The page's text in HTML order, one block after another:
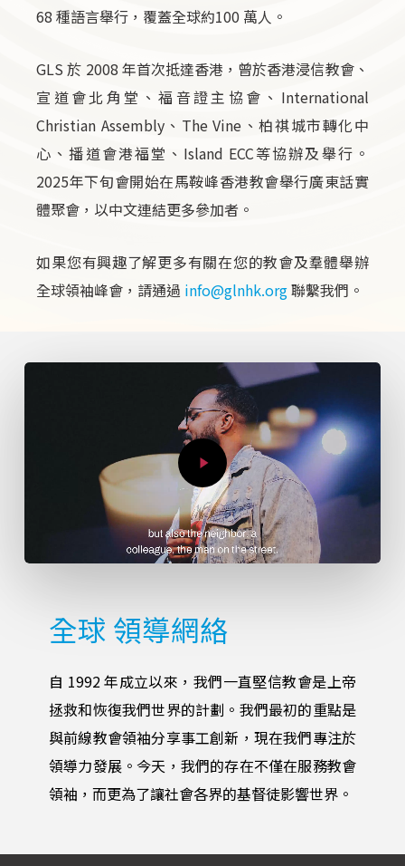
68 種語言舉行，覆蓋全球約100 萬人。
GLS 於 2008 年首次抵達香港，曾於香港浸信教會、
宣道會北角堂、福音證主協會、International
Christian Assembly、The Vine、柏祺城市轉化中
心、播道會港福堂、Island ECC等協辦及舉行。
2025年下旬會開始在馬鞍峰香港教會舉行廣東話實
體聚會，以中文連結更多參加者。
如果您有興趣了解更多有關在您的教會及羣體舉辦
全球領袖峰會，請通過 info@glnhk.org聯繫我們。
全球 領導網絡
自 1992 年成立以來，我們一直堅信教會是上帝
拯救和恢復我們世界的計劃。我們最初的重點是
與前線教會領袖分享事工創新，現在我們專注於
領導力發展。今天，我們的存在不僅在服務教會
領袖，而更為了讓社會各界的基督徒影響世界。